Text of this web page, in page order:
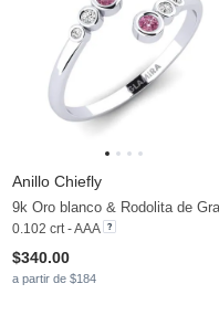
Anillo Chiefly
0.102 crt - AAA
$340.00
a partir de $184